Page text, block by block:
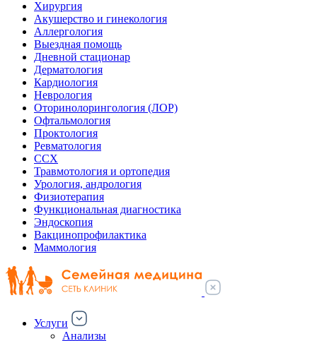
Хирургия
Акушерство и гинекология
Аллергология
Выездная помощь
Дневной стационар
Дерматология
Кардиология
Неврология
Оторинолорингология (ЛОР)
Офтальмология
Проктология
Ревматология
ССХ
Травмотология и ортопедия
Урология, андрология
Физиотерапия
Функциональная диагностика
Эндоскопия
Вакцинопрофилактика
Маммология
Услуги
Анализы